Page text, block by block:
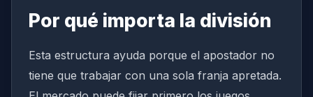
Por qué importa la división
Esta estructura ayuda porque el apostador no
tiene que trabajar con una sola franja apretada.